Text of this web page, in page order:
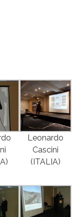
Leonardo
Cascini
(ITALIA)